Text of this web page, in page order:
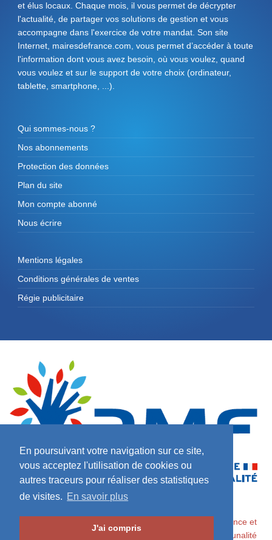
En poursuivant votre navigation sur ce site,
vous acceptez l'utilisation de cookies ou
autres traceurs pour réaliser des statistiques
de visites. En savoir plus
J'ai compris
et élus locaux. Chaque mois, il vous permet de décrypter
l'actualité, de partager vos solutions de gestion et vous
accompagne dans l'exercice de votre mandat. Son site
Internet, mairesdefrance.com, vous permet d’accéder à toute
l'information dont vous avez besoin, où vous voulez, quand
vous voulez et sur le support de votre choix (ordinateur,
tablette, smartphone, ...).
Qui sommes-nous ?
Nos abonnements
Protection des données
Plan du site
Mon compte abonné
Nous écrire
Mentions légales
Conditions générales de ventes
Régie publicitaire
Maires de France / Association des Maires de France et
des Présidents d'Intercommunalité